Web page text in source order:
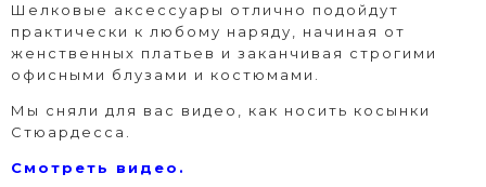
Шелковые аксессуары отлично подойдут
практически к любому наряду, начиная от
женственных платьев и заканчивая строгими
офисными блузами и костюмами.
Мы сняли для вас видео, как носить косынки
Стюардесса.
Смотреть видео.